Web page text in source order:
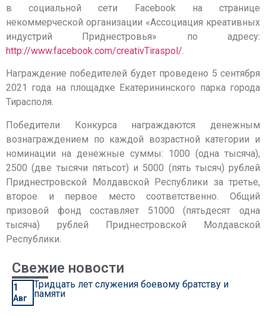
в социальной сети Facebook на странице
некоммерческой организации «Ассоциация креативных
индустрий Приднестровья» по адресу:
http://www.facebook.com/creativTiraspol/.
Награждение победителей будет проведено 5 сентября
2021 года на площадке Екатерининского парка города
Тирасполя.
Победители Конкурса награждаются денежным
вознаграждением по каждой возрастной категории и
номинации на денежные суммы: 1000 (одна тысяча),
2500 (две тысячи пятьсот) и 5000 (пять тысяч) рублей
Приднестровской Молдавской Республики за третье,
второе и первое место соответственно. Общий
призовой фонд составляет 51000 (пятьдесят одна
тысяча) рублей Приднестровской Молдавской
Республики.
Свежие новости
1
Авг
Тридцать лет служения боевому братству и
памяти